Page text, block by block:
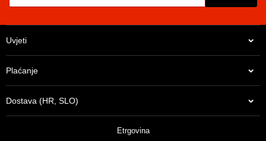
Uvjeti
Plaćanje
Dostava (HR, SLO)
Etrgovina